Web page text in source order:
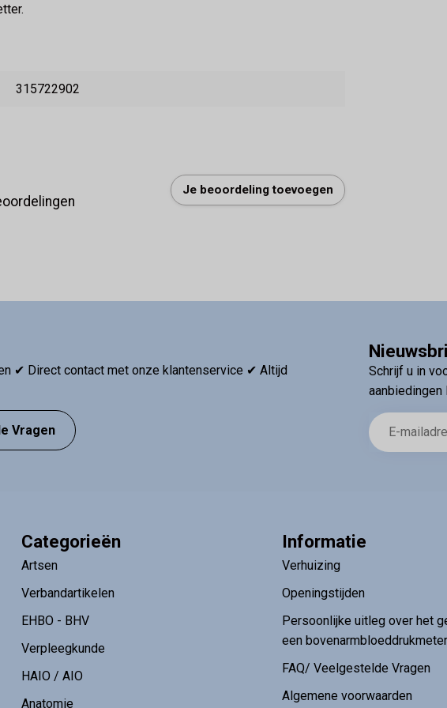
315722902
Je beoordeling toevoegen
✔ Direct contact met onze klantenservice ✔ Altijd
Vragen
Schrijf u in
Categorieën
Artsen
Verbandartikelen
EHBO - BHV
Verpleegkunde
HAIO / AIO
Anatomie
Informatie
Verhuizing
Openingstijden
Persoonlijke uitleg over het
een bovenarmbloeddrukmeter
FAQ/ Veelgestelde Vragen
Algemene voorwaarden